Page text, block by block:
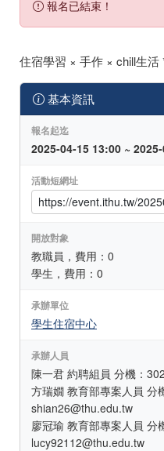
報名已結束！
住宿學習 × 手作 × chill生活
基本資訊
報名起迄
2025-04-15 13:00 ~
活動短網址
開放對象
教職員，費用：0
學生，費用：0
承辦單位
學生住宿中心
承辦人員
陳一君 約聘組員 分機：
方瑞嫺 教育部專案人員 分
shian26@thu.edu.tw
廖冠瑜 教育部專案人員 分
lucy92112@thu.edu.tw